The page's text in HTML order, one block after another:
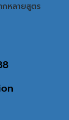
กหลายสูตร